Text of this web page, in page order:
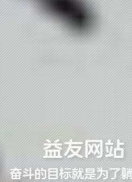
益友网站
目标就是为了躺平，